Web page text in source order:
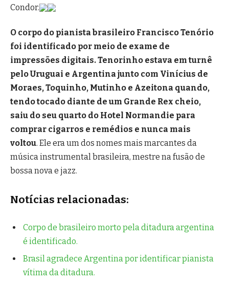
Condor.
O corpo do pianista brasileiro Francisco Tenório
foi identificado por meio de exame de
impressões digitais. Tenorinho estava em turnê
pelo Uruguai e Argentina junto com Vinícius de
Moraes, Toquinho, Mutinho e Azeitona quando,
tendo tocado diante de um Grande Rex cheio,
saiu do seu quarto do Hotel Normandie para
comprar cigarros e remédios e nunca mais
voltou. Ele era um dos nomes mais marcantes da
música instrumental brasileira, mestre na fusão de
bossa nova e jazz.
Notícias relacionadas:
Corpo de brasileiro morto pela ditadura argentina
é identificado.
Brasil agradece Argentina por identificar pianista
vítima da ditadura.